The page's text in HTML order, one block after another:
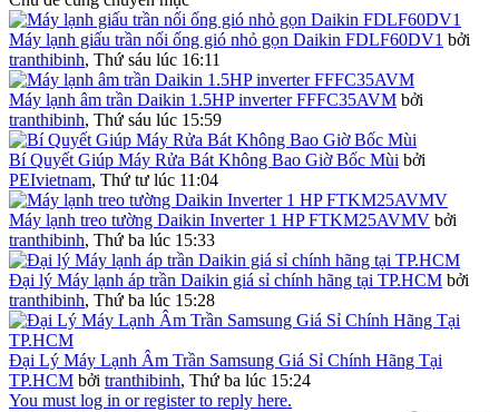
Máy lạnh giấu trần nối ống gió nhỏ gọn Daikin FDLF60DV1 bởi
tranthibinh, Thứ sáu lúc 16:11
Máy lạnh âm trần Daikin 1.5HP inverter FFFC35AVM bởi
tranthibinh, Thứ sáu lúc 15:59
Bí Quyết Giúp Máy Rửa Bát Không Bao Giờ Bốc Mùi bởi
PEIvietnam, Thứ tư lúc 11:04
Máy lạnh treo tường Daikin Inverter 1 HP FTKM25AVMV bởi
tranthibinh, Thứ ba lúc 15:33
Đại lý Máy lạnh áp trần Daikin giá sỉ chính hãng tại TP.HCM bởi
tranthibinh, Thứ ba lúc 15:28
Đại Lý Máy Lạnh Âm Trần Samsung Giá Sỉ Chính Hãng Tại
TP.HCM bởi tranthibinh, Thứ ba lúc 15:24
You must log in or register to reply here.